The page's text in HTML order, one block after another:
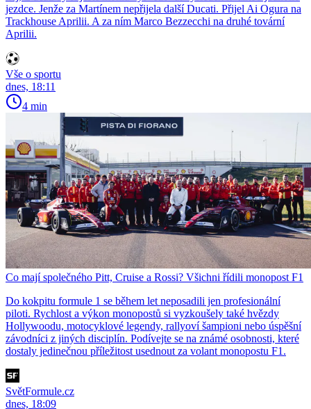
jezdce. Jenže za Martínem nepřijela další Ducati. Přijel Ai Ogura na
Trackhouse Aprilii. A za ním Marco Bezzecchi na druhé tovární
Aprilii.
Vše o sportu
dnes, 18:11
4 min
Co mají společného Pitt, Cruise a Rossi? Všichni řídili monopost F1
Do kokpitu formule 1 se během let neposadili jen profesionální
piloti. Rychlost a výkon monopostů si vyzkoušely také hvězdy
Hollywoodu, motocyklové legendy, rallyoví šampioni nebo úspěšní
závodníci z jiných disciplín. Podívejte se na známé osobnosti, které
dostaly jedinečnou příležitost usednout za volant monopostu F1.
SvětFormule.cz
dnes, 18:09